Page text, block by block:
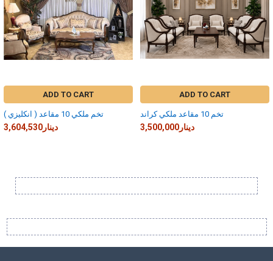
ADD TO CART
تخم ملكي 10 مقاعد ( انكليزي )
3,604,530دينار
ADD TO CART
تخم 10 مقاعد ملكي كراند
3,500,000دينار